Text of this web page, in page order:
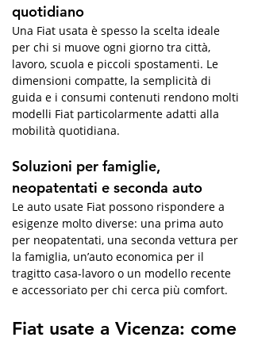
quotidiano
Una Fiat usata è spesso la scelta ideale
per chi si muove ogni giorno tra città,
lavoro, scuola e piccoli spostamenti. Le
dimensioni compatte, la semplicità di
guida e i consumi contenuti rendono molti
modelli Fiat particolarmente adatti alla
mobilità quotidiana.
Soluzioni per famiglie,
neopatentati e seconda auto
Le auto usate Fiat possono rispondere a
esigenze molto diverse: una prima auto
per neopatentati, una seconda vettura per
la famiglia, un’auto economica per il
tragitto casa-lavoro o un modello recente
e accessoriato per chi cerca più comfort.
Fiat usate a Vicenza: come